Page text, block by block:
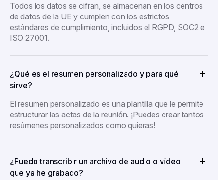
Todos los datos se cifran, se almacenan en los centros
de datos de la UE y cumplen con los estrictos
estándares de cumplimiento, incluidos el RGPD, SOC2 e
ISO 27001.
¿Qué es el resumen personalizado y para qué
sirve?
El resumen personalizado es una plantilla que le permite
estructurar las actas de la reunión. ¡Puedes crear tantos
resúmenes personalizados como quieras!
¿Puedo transcribir un archivo de audio o vídeo
que ya he grabado?